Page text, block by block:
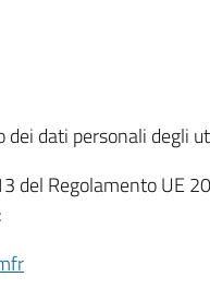
dati personali degli
Regolamento UE